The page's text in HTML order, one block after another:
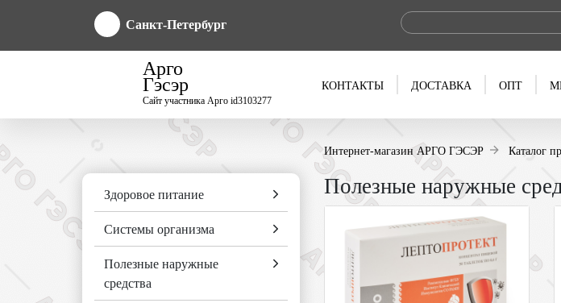
Санкт-Петербург
Арго
Гэсэр
Сайт участника Арго id3103277
КОНТАКТЫ ДОСТАВКА ОПТ
Интернет-магазин АРГО ГЭСЭР Каталог
Здоровое питание
Системы организма
Полезные наружные
средства
Полезные наружные